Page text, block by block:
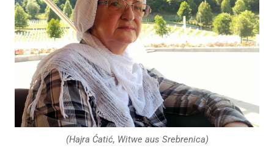
(Hajra Ćatić, Witwe aus Srebrenica)